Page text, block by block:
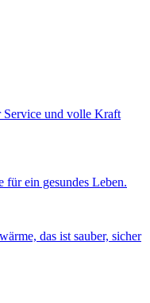
Service und volle Kraft
für ein gesundes Leben.
das ist sauber, sicher